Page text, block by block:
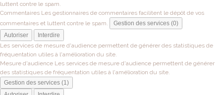
luttent contre le spam.
Commentaires Les gestionnaires de commentaires facilitent le dépôt de vos
commentaires et luttent contre le spam.
Gestion des services (0)
Autoriser
Interdire
Les services de mesure d'audience permettent de générer des statistiques de
fréquentation utiles à l'amélioration du site.
Mesure d'audience Les services de mesure d'audience permettent de générer
des statistiques de fréquentation utiles à l'amélioration du site.
Gestion des services (1)